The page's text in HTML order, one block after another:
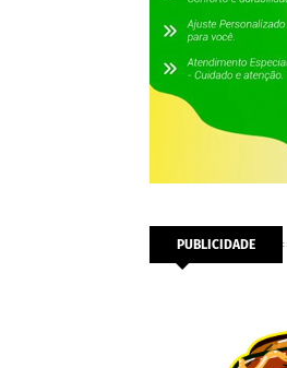
PUBLICIDADE